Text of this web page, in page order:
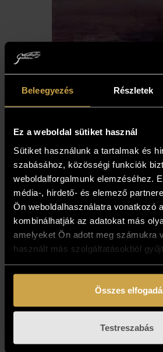
Beleegyezés Részletek
Ez a weboldal sütiket használ
Sütiket használunk a tartalmak és
szabásához, közösségi funkciók
weboldalforgalmunk elemzéséhez.
média-, hirdető- és elemező
Ön weboldalhasználatra vonatkozó
kombinálhatják az adatokat más
amelyeket Ön adott meg számukra
használt más szolgáltatásokból
Összes
Testreszabás
Nagy Tibor -
metamorfózisa 2.
723
Kosárba